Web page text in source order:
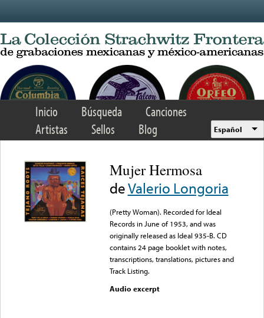
Inicio Búsqueda
Canciones
Artistas
Sellos Blog Español
Mujer Hermosa
deValerio Longoria
(Pretty Woman). Recorded for Ideal
Records in June of 1953, and was
originally released as Ideal 935-B. CD
contains 24 page booklet with notes,
transcriptions, translations, pictures and
Track Listing.
Audio excerpt